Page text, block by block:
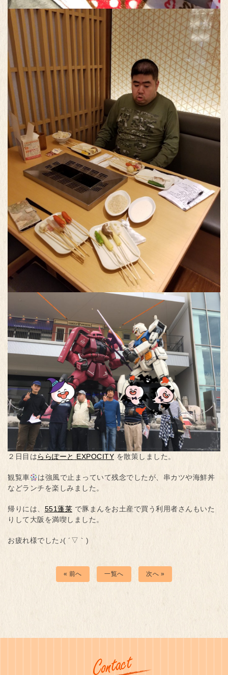
２日目はららぽーと EXPOCITY を散策しました。
観覧車
は強風で止まっていて残念でしたが、串カツや海鮮丼
などランチを楽しみました。
帰りには、 551蓬莱 で豚まんをお土産で買う利用者さんもいた
りして大阪を満喫しました。
お疲れ様でした♪( ´▽｀)
« 前へ 一覧へ 次へ »